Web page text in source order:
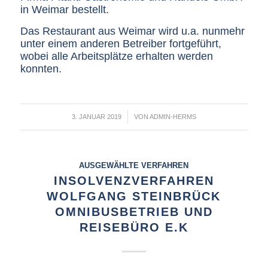
in Weimar bestellt.
Das Restaurant aus Weimar wird u.a. nunmehr
unter einem anderen Betreiber fortgeführt,
wobei alle Arbeitsplätze erhalten werden
konnten.
3. JANUAR 2019
/ VON ADMIN-HERMS
AUSGEWÄHLTE VERFAHREN
INSOLVENZVERFAHREN
WOLFGANG STEINBRÜCK
OMNIBUSBETRIEB UND
REISEBÜRO E.K